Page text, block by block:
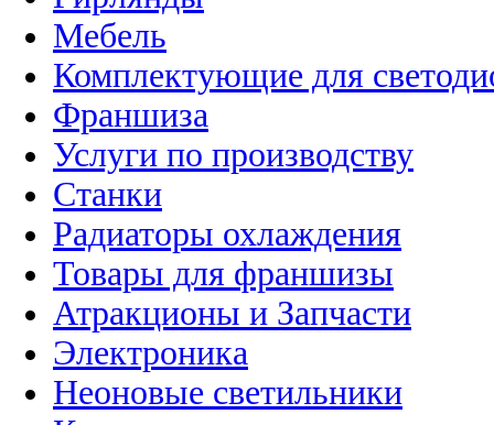
Мебель
Комплектующие для
Франшиза
Услуги по производству
Станки
Радиаторы охлаждения
Товары для франшизы
Атракционы и Запчасти
Электроника
Неоновые светильники